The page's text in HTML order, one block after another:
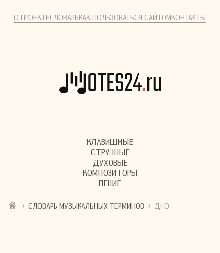
О ПРОЕКТЕСЛОВАРЬКАК ПОЛЬЗОВАТЬСЯ САЙТОМКОНТАКТЫ
КЛАВИШНЫЕ
СТРУННЫЕ
ДУХОВЫЕ
КОМПОЗИТОРЫ
ПЕНИЕ
› СЛОВАРЬ МУЗЫКАЛЬНЫХ ТЕРМИНОВ › ДНО